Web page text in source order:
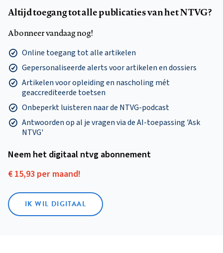
Altijd toegang tot alle publicaties van het NTVG?
Abonneer vandaag nog!
Online toegang tot alle artikelen
Gepersonaliseerde alerts voor artikelen en dossiers
Artikelen voor opleiding en nascholing mét
geaccrediteerde toetsen
Onbeperkt luisteren naar de NTVG-podcast
Antwoorden op al je vragen via de AI-toepassing 'Ask
NTVG'
Neem het digitaal ntvg abonnement
€ 15,93 per maand!
IK WIL DIGITAAL